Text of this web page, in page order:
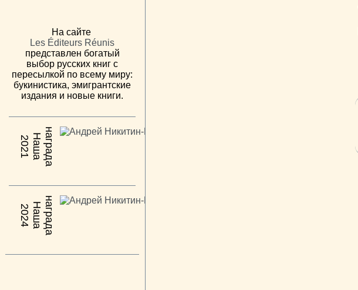
На сайте
Les Éditeurs Réunis
представлен богатый
выбор русских книг с
пересылкой по всему миру:
букинистика, эмигрантские
издания и новые книги.
2021 Н
а
ш
ан
а
г
р
а
да
2024 Н
а
ш
ан
а
г
р
а
да